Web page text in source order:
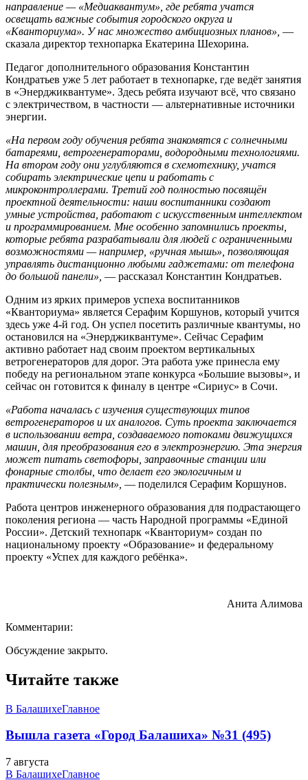
направление — «Медиаквантум», где ребята учатся
освещать важные события городского округа и
«Кванториума». У нас множество амбициозных планов», —
сказала директор технопарка Екатерина Шехорина.
Педагог дополнительного образования Константин
Кондратьев уже 5 лет работает в технопарке, где ведёт занятия
в «Энерджиквантуме». Здесь ребята изучают всё, что связано
с электричеством, в частности — альтернативные источники
энергии.
«На первом году обучения ребята знакомятся с солнечными
батареями, ветрогенераторами, водородными технологиями.
На втором году они углубляются в схемотехнику, учатся
собирать электрические цепи и работать с
микроконтроллерами. Третий год полностью посвящён
проектной деятельности: наши воспитанники создают
умные устройства, работают с искусственным интеллектом
и программированием. Мне особенно запомнились проекты,
которые ребята разрабатывали для людей с ограниченными
возможностями — например, «ручная мышь», позволяющая
управлять дистанционно любыми гаджетами: от телефона
до большой панели», — рассказал Константин Кондратьев.
Одним из ярких примеров успеха воспитанников
«Кванториума» является Серафим Коршунов, который учится
здесь уже 4-й год. Он успел посетить различные квантумы, но
остановился на «Энерджиквантуме». Сейчас Серафим
активно работает над своим проектом вертикальных
ветрогенераторов для дорог. Эта работа уже принесла ему
победу на региональном этапе конкурса «Большие вызовы», и
сейчас он готовится к финалу в центре «Сириус» в Сочи.
«Работа началась с изучения существующих типов
ветрогенераторов и их аналогов. Суть проекта заключается
в использовании ветра, создаваемого потоками движущихся
машин, для преобразования его в электроэнергию. Эта энергия
может питать светофоры, заправочные станции или
фонарные столбы, что делает его экологичным и
практически полезным», — поделился Серафим Коршунов.
Работа центров инженерного образования для подрастающего
поколения региона — часть Народной программы «Единой
России». Детский технопарк «Кванториум» создан по
национальному проекту «Образование» и федеральному
проекту «Успех для каждого ребёнка».
Анита Алимова
Комментарии:
Обсуждение закрыто.
Читайте также
В БалашихеГлавное
Вышла газета «Город Балашиха» №31 (495)
7 августа
В БалашихеГлавное